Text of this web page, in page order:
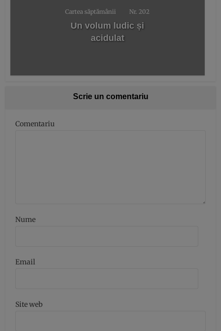
Cartea săptămânii Nr. 202
Un volum ludic și
acidulat
Scrie un comentariu
Comentariu
Nume
Email
Site web